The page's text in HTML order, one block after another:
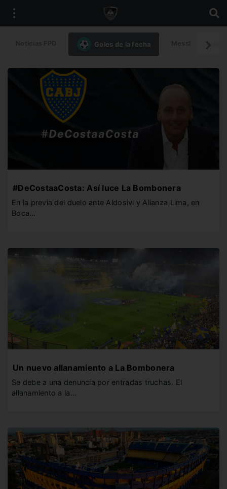
Goles de la fecha
#DeCostaaCosta: Así luce La Bombonera
En la previa del duelo ante Aldosivi y Alianza Lima, en
Boca…
Un nuevo allanamiento a La Bombonera
Se debe a una denuncia por entradas truchas. El
allanamiento a la…